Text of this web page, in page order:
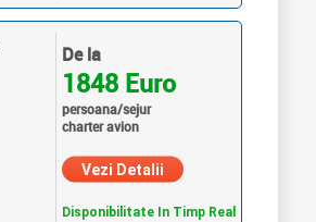
De la
1848 Euro
persoana/sejur
charter avion
Vezi Detalii
Disponibilitate In Timp Real